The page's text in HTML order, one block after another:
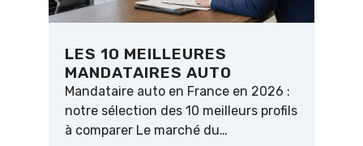
LES 10 MEILLEURES
MANDATAIRES AUTO
Mandataire auto en France en 2026 :
notre sélection des 10 meilleurs profils
à comparer Le marché du…